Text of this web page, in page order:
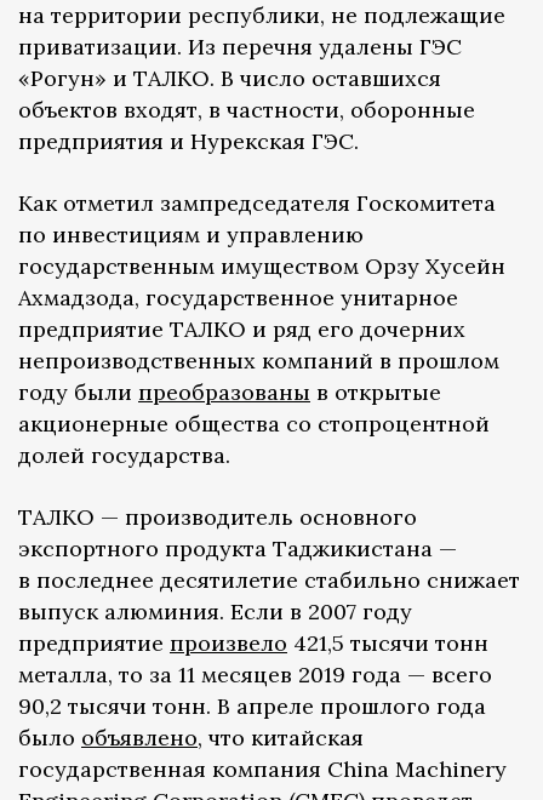
на территории республики, не подлежащие
приватизации. Из перечня удалены ГЭС
«Рогун» и ТАЛКО. В число оставшихся
объектов входят, в частности, оборонные
предприятия и Нурекская ГЭС.
Как отметил зампредседателя Госкомитета
по инвестициям и управлению
государственным имуществом Орзу Хусейн
Ахмадзода, государственное унитарное
предприятие ТАЛКО и ряд его дочерних
непроизводственных компаний в прошлом
году были преобразованы в открытые
акционерные общества со стопроцентной
долей государства.
ТАЛКО — производитель основного
экспортного продукта Таджикистана —
в последнее десятилетие стабильно снижает
выпуск алюминия. Если в 2007 году
предприятие произвело 421,5 тысячи тонн
металла, то за 11 месяцев 2019 года — всего
90,2 тысячи тонн. В апреле прошлого года
было объявлено, что китайская
государственная компания China Machinery